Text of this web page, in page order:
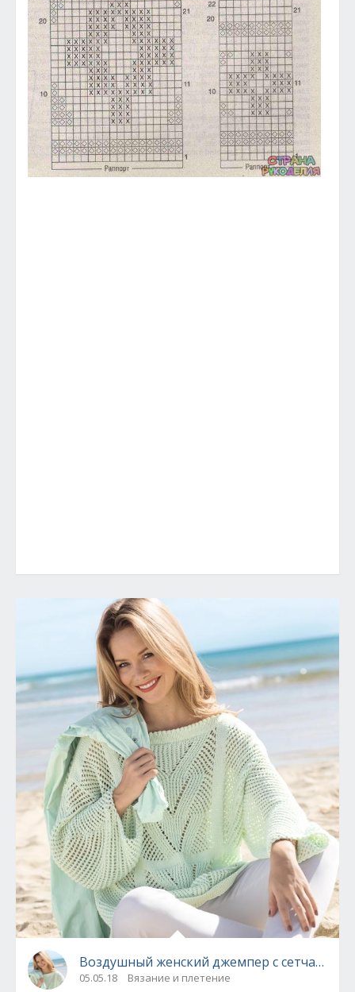
Воздушный женский джемпер с сетчатым
05.05.18 Вязание и плетение